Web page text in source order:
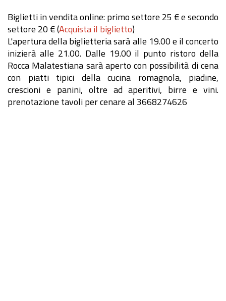
Biglietti in vendita online: primo settore 25 € e secondo
settore 20 € (Acquista il biglietto)
L'apertura della biglietteria sarà alle 19.00 e il concerto
inizierà alle 21.00. Dalle 19.00 il punto ristoro della
Rocca Malatestiana sarà aperto con possibilità di cena
con piatti tipici della cucina romagnola, piadine,
crescioni e panini, oltre ad aperitivi, birre e vini.
prenotazione tavoli per cenare al 3668274626